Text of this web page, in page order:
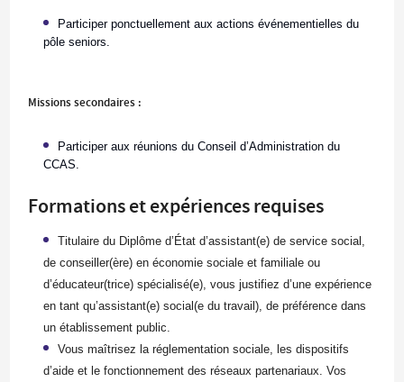
Participer ponctuellement aux actions événementielles du
pôle seniors.
Missions secondaires :
Participer aux réunions du Conseil d’Administration du
CCAS.
Formations et expériences requises
Titulaire du Diplôme d’État d’assistant(e) de service social,
de conseiller(ère) en économie sociale et familiale ou
d’éducateur(trice) spécialisé(e), vous justifiez d’une expérience
en tant qu’assistant(e) social(e du travail), de préférence dans
un établissement public.
Vous maîtrisez la réglementation sociale, les dispositifs
d’aide et le fonctionnement des réseaux partenariaux. Vos